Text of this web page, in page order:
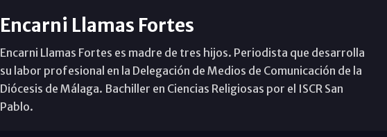
Encarni Llamas Fortes
Encarni Llamas Fortes es madre de tres hijos. Periodista que desarrolla
su labor profesional en la Delegación de Medios de Comunicación de la
Diócesis de Málaga. Bachiller en Ciencias Religiosas por el ISCR San
Pablo.